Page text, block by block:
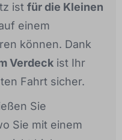
ist für die Kleinen
einem
können. Dank
Verdeck ist Ihr
Fahrt sicher.
Sie
Sie mit einem